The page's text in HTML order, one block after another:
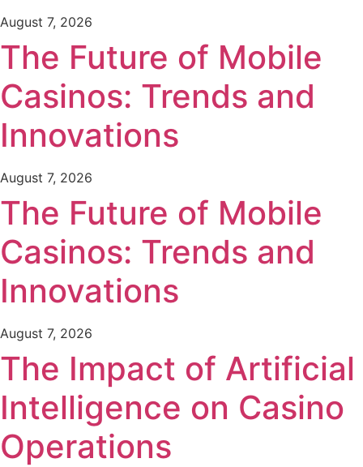
August 7, 2026
The Future of Mobile
Casinos: Trends and
Innovations
August 7, 2026
The Future of Mobile
Casinos: Trends and
Innovations
August 7, 2026
The Impact of Artificial
Intelligence on Casino
Operations